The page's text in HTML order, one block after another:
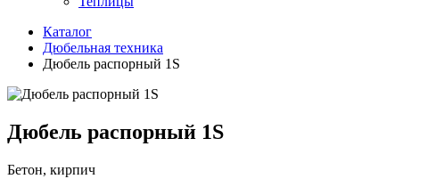
Каталог
Дюбельная техника
Дюбель распорный 1S
Дюбель распорный 1S
Бетон, кирпич